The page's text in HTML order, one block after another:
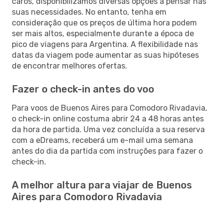
suas necessidades. No entanto, tenha em
consideração que os preços de última hora podem
ser mais altos, especialmente durante a época de
pico de viagens para Argentina. A flexibilidade nas
datas da viagem pode aumentar as suas hipóteses
de encontrar melhores ofertas.
Fazer o check-in antes do voo
Para voos de Buenos Aires para Comodoro Rivadavia,
o check-in online costuma abrir 24 a 48 horas antes
da hora de partida. Uma vez concluída a sua reserva
com a eDreams, receberá um e-mail uma semana
antes do dia da partida com instruções para fazer o
check-in.
A melhor altura para viajar de Buenos
Aires para Comodoro Rivadavia